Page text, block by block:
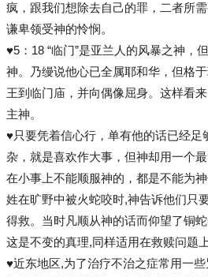
疯，跟我们想除去自己的罪，二者所
谦卑领受神的怜悯。
♥5：18 “临门”是亚兰人的风暴之神，
神。乃缦说他心已全属耶和华，但格
王到临门庙，并向偶像屈身。这样看
主神。
♥只要凭着信心行，单有他的话已经足
杂，就是喜欢作大事，但神却用一个
在小事上不能顺服神的，都是不能为
姓在旷野中被火蛇咬时,神告诉他们只
得救。当时凡顺从神的话而仰望了铜蛇
这是不变的真理,同样适用在救赎问题上
♥近东地区,为了治疗不治之症常用一